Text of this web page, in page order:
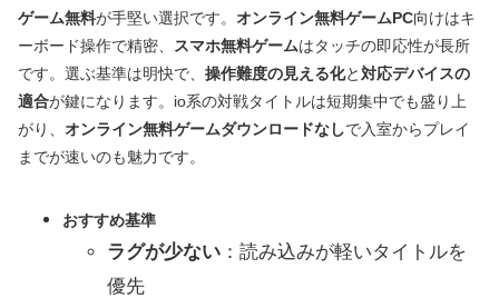
ゲーム無料が手堅い選択です。 オンライン無料ゲームPC向けはキ
ーボード操作で精密、
スマホ無料ゲームはタッチの即応性が長所
です。選ぶ基準は明快で、 操作難度の見える化と対応デバイスの
適合が鍵になります。io系の対戦タイトルは短期集中でも盛り上
がり、 オンライン無料ゲームダウンロードなしで入室からプレイ
までが速いのも魅力です。
おすすめ基準
ラグが少ない ：読み込みが軽いタイトルを
優先